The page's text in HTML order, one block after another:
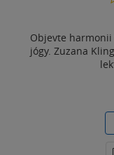
Objevte
jógy. Zuzana